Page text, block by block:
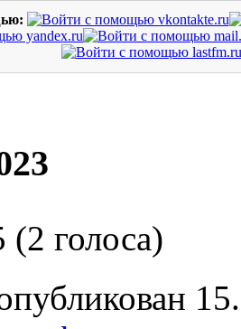
(2 голоса)